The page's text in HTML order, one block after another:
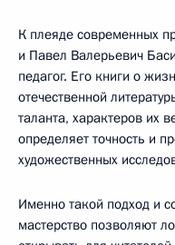
К плеяде современных
и Павел Валерьевич
педагог. Его книги о
отечественной
таланта, характеров их
определяет точность и
художественных
Именно такой подход и
мастерство позволяют